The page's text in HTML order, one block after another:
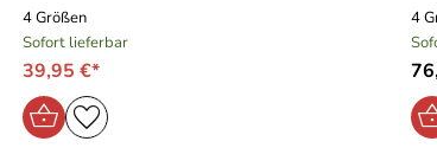
4 Größen
Sofort lieferbar
39,95 €*
4